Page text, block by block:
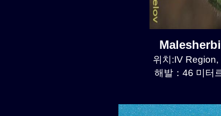
위치:IV
해발：46 미터